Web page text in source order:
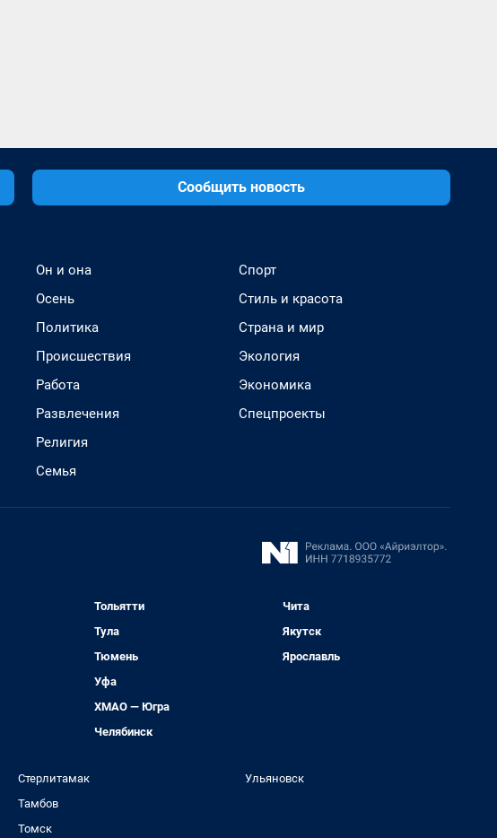
Сообщить новость
Он и она
Осень
Политика
Происшествия
Работа
Развлечения
Религия
Семья
Спорт
Стиль и красота
Страна и мир
Экология
Экономика
Спецпроекты
Тольятти
Тула
Тюмень
Уфа
ХМАО — Югра
Челябинск
Чита
Якутск
Ярославль
Стерлитамак
Тамбов
Томск
Ульяновск